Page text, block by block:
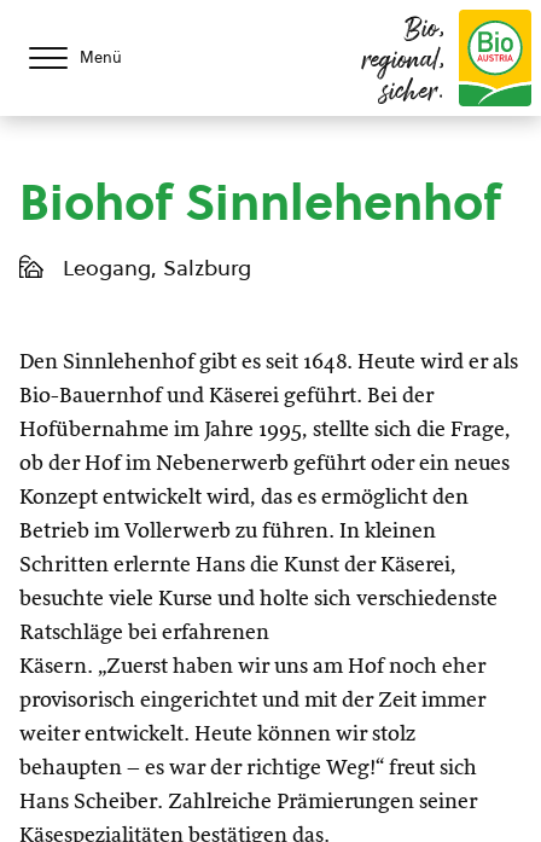
Menü
Bio,
regional,
sicher.
Biohof Sinnlehenhof
Leogang, Salzburg
Den Sinnlehenhof gibt es seit 1648. Heute wird er als
Bio-Bauernhof und Käserei geführt. Bei der
Hofübernahme im Jahre 1995, stellte sich die Frage,
ob der Hof im Nebenerwerb geführt oder ein neues
Konzept entwickelt wird, das es ermöglicht den
Betrieb im Vollerwerb zu führen. In kleinen
Schritten erlernte Hans die Kunst der Käserei,
besuchte viele Kurse und holte sich verschiedenste
Ratschläge bei erfahrenen
Käsern. „Zuerst haben wir uns am Hof noch eher
provisorisch eingerichtet und mit der Zeit immer
weiter entwickelt. Heute können wir stolz
behaupten – es war der richtige Weg!“ freut sich
Hans Scheiber. Zahlreiche Prämierungen seiner
Käsespezialitäten bestätigen das.